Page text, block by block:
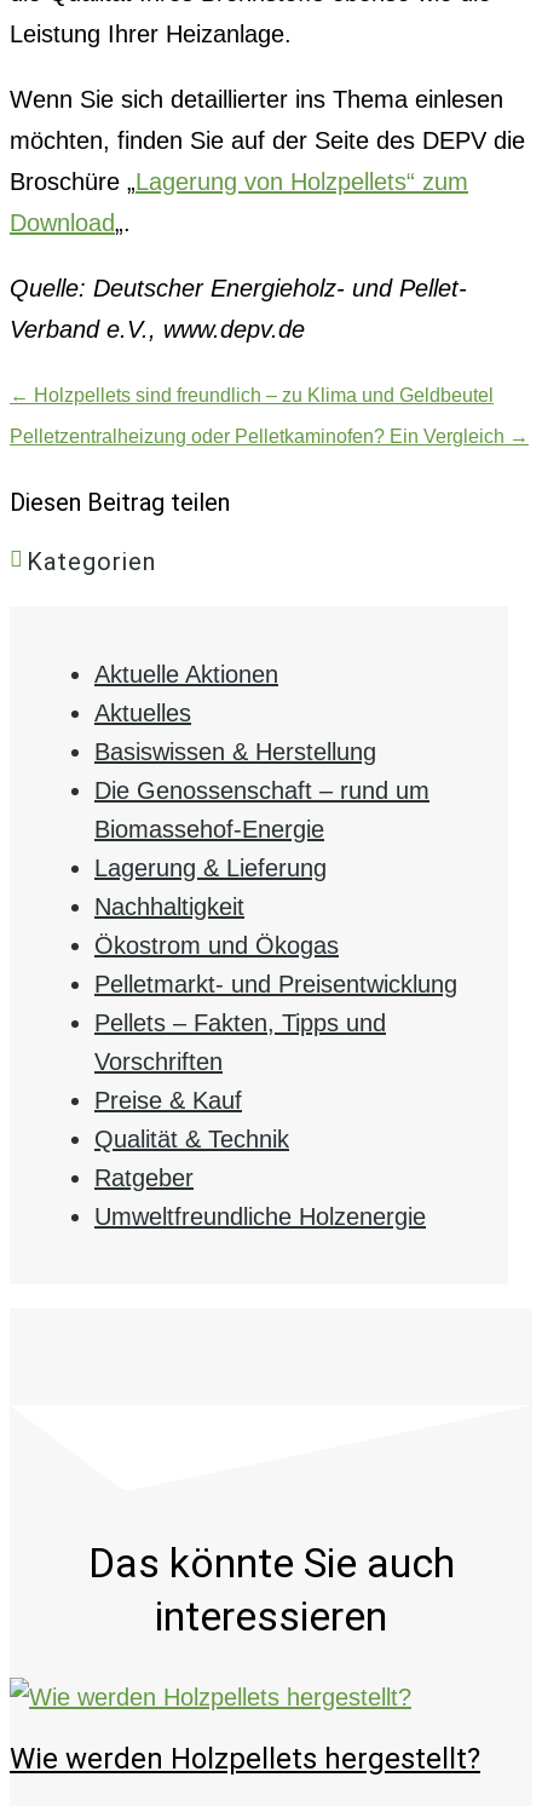
Leistung Ihrer Heizanlage.
Wenn Sie sich detaillierter ins Thema einlesen
möchten, finden Sie auf der Seite des DEPV die
Broschüre „Lagerung von Holzpellets“ zum
Download„.
Quelle: Deutscher Energieholz- und Pellet-
Verband e.V., www.depv.de
← Holzpellets sind freundlich – zu Klima und Geldbeutel
Pelletzentralheizung oder Pelletkaminofen? Ein Vergleich →
Diesen Beitrag teilen
Kategorien
Aktuelle Aktionen
Aktuelles
Basiswissen & Herstellung
Die Genossenschaft – rund um
Biomassehof-Energie
Lagerung & Lieferung
Nachhaltigkeit
Ökostrom und Ökogas
Pelletmarkt- und Preisentwicklung
Pellets – Fakten, Tipps und
Vorschriften
Preise & Kauf
Qualität & Technik
Ratgeber
Umweltfreundliche Holzenergie
Das könnte Sie auch
interessieren
Wie werden Holzpellets hergestellt?